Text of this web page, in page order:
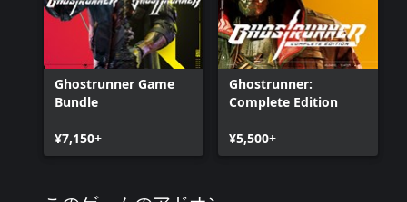
Ghostrunner Game
Bundle
¥7,150+
Ghostrunner:
Complete Edition
¥5,500+